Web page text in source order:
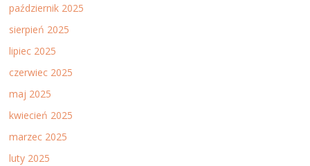
październik 2025
sierpień 2025
lipiec 2025
czerwiec 2025
maj 2025
kwiecień 2025
marzec 2025
luty 2025